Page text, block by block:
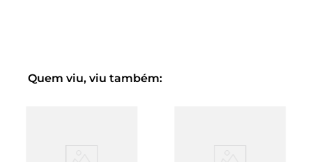
Quem viu, viu também: